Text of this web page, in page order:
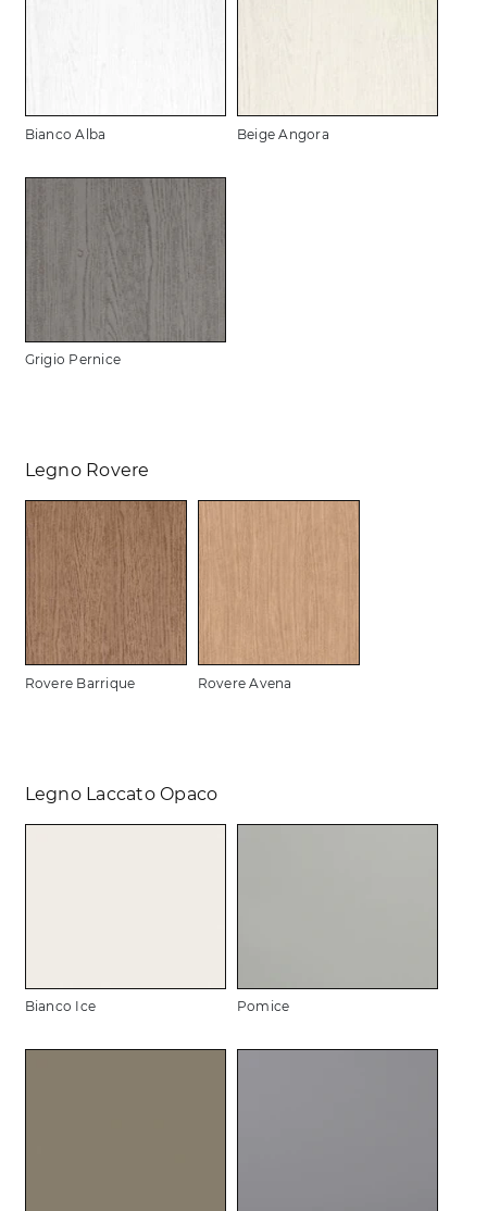
Bianco Alba Beige Angora
Grigio Pernice
Legno Rovere
Rovere Barrique Rovere Avena
Legno Laccato Opaco
Bianco Ice Pomice